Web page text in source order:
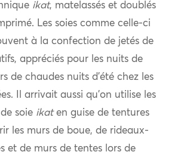
ikat, matelassés et doublés
Les soies comme celle-ci
à la confection de jetés de
appréciés pour les nuits de
de chaudes nuits d’été chez les
Il arrivait aussi qu’on utilise les
soie ikaten guise de tentures
les murs de boue, de rideaux-
et de murs de tentes lors de